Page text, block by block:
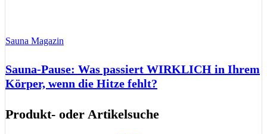
Sauna Magazin
Sauna-Pause: Was passiert WIRKLICH in Ihrem
Körper, wenn die Hitze fehlt?
Produkt- oder Artikelsuche